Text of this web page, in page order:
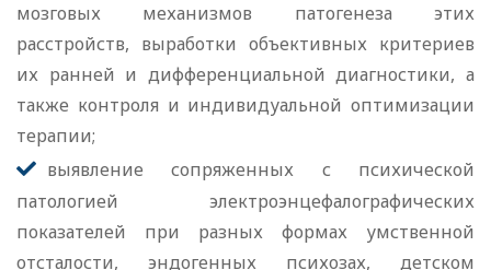
мозговых механизмов патогенеза этих
расстройств, выработки объективных критериев
их ранней и дифференциальной диагностики, а
также контроля и индивидуальной оптимизации
терапии;
выявление сопряженных с психической
патологией электроэнцефалографических
показателей при разных формах умственной
отсталости, эндогенных психозах, детском